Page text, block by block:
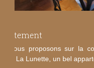
Appartement
Nous vous proposons
appartement de type